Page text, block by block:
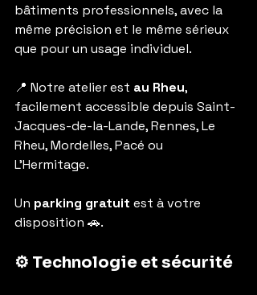
bâtiments professionnels, avec la
même précision et le même sérieux
que pour un usage individuel.
📍 Notre atelier est au Rheu,
facilement accessible depuis Saint-
Jacques-de-la-Lande, Rennes, Le
Rheu, Mordelles, Pacé ou
L’Hermitage.
Un parking gratuit est à votre
disposition 🚗.
⚙️ Technologie et sécurité